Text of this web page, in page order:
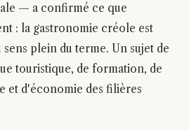
— a confirmé ce que
: la gastronomie créole est
sens plein du terme. Un sujet de
touristique, de formation, de
et d'économie des filières